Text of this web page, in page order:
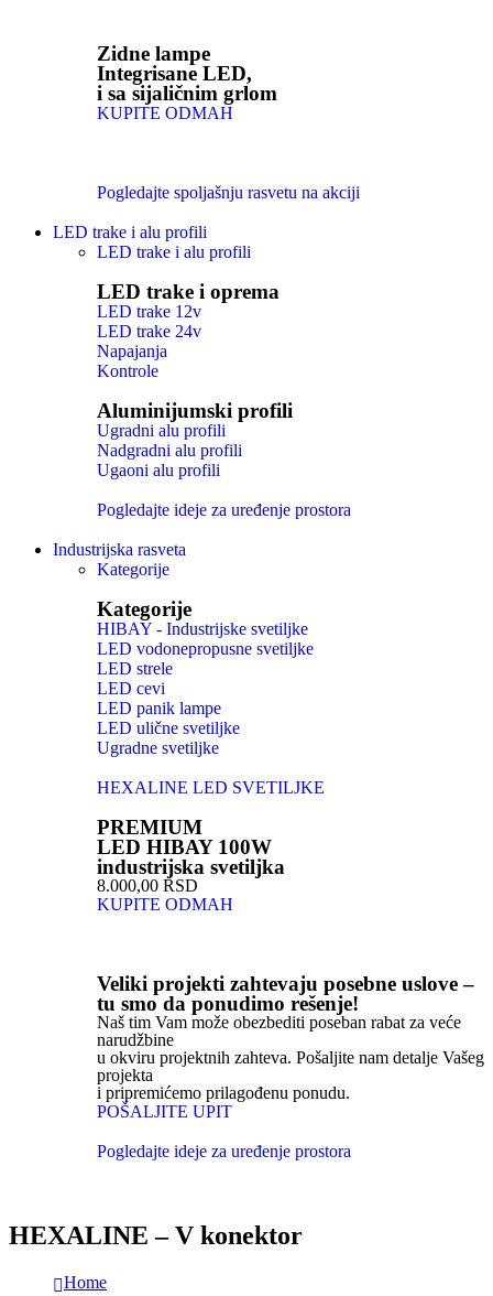
Zidne lampe
Integrisane LED,
i sa sijaličnim grlom
KUPITE ODMAH
Pogledajte spoljašnju rasvetu na akciji
LED trake i alu profili
LED trake i alu profili
LED trake i oprema
LED trake 12v
LED trake 24v
Napajanja
Kontrole
Aluminijumski profili
Ugradni alu profili
Nadgradni alu profili
Ugaoni alu profili
Pogledajte ideje za uređenje prostora
Industrijska rasveta
Kategorije
Kategorije
HIBAY - Industrijske svetiljke
LED vodonepropusne svetiljke
LED strele
LED cevi
LED panik lampe
LED ulične svetiljke
Ugradne svetiljke
HEXALINE LED SVETILJKE
PREMIUM
LED HIBAY 100W
industrijska svetiljka
8.000,00 RSD
KUPITE ODMAH
Veliki projekti zahtevaju posebne uslove –
tu smo da ponudimo rešenje!
Naš tim Vam može obezbediti poseban rabat za veće
narudžbine
u okviru projektnih zahteva. Pošaljite nam detalje Vašeg
projekta
i pripremićemo prilagođenu ponudu.
POŠALJITE UPIT
Pogledajte ideje za uređenje prostora
HEXALINE – V konektor
Home